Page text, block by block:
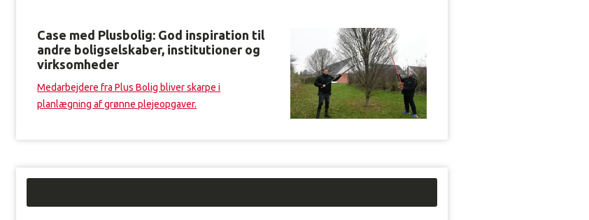
Case med Plusbolig: God inspiration til
andre boligselskaber, institutioner og
virksomheder
Medarbejdere fra Plus Bolig bliver skarpe i
planlægning af grønne plejeopgaver.